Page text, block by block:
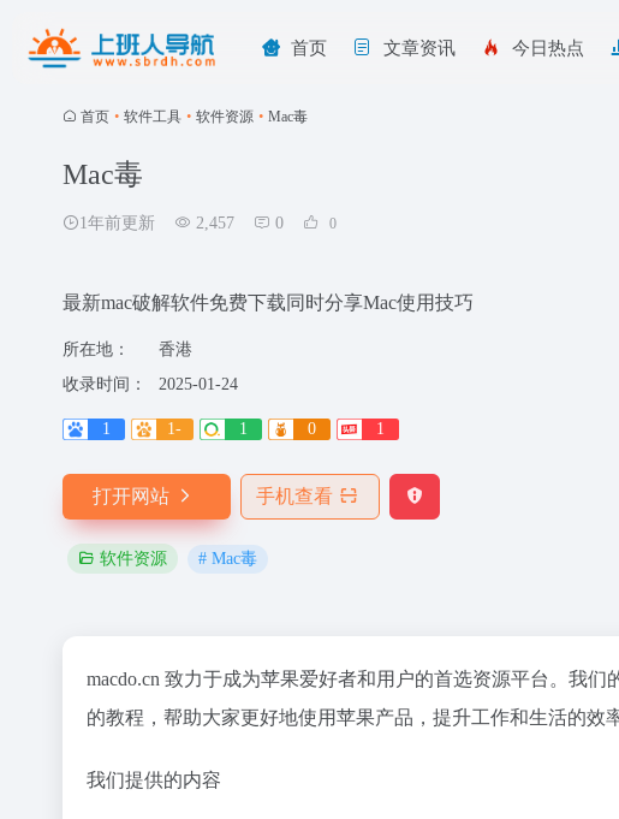
首页 文章资讯 今日热点
首页 • 软件工具 • 软件资源 • Mac毒
Mac毒
1年前更新 2,457 0 0
最新mac破解软件免费下载同时分享Mac使用技巧
所在地：
香港
收录时间：
2025-01-24
1 1- 1 0 1
打开网站 手机查看
软件资源 # Mac毒
macdo.cn 致力于成为苹果爱好者和用户的首选资源平台。我
的教程，帮助大家更好地使用苹果产品，提升工作和生活的效率
我们提供的内容